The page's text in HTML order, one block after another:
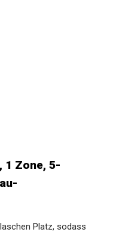
1 Zone, 5-
Platz, sodass